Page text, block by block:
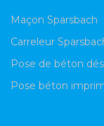
Maçon Sparsbach
Carreleur
Pose de béton
Pose béton